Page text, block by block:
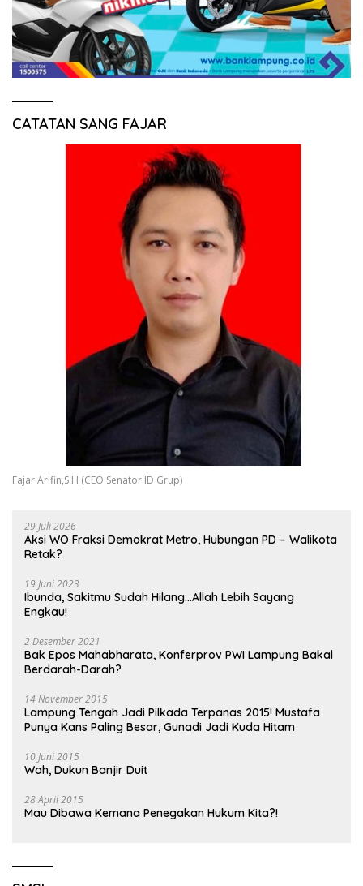
CATATAN SANG FAJAR
Fajar Arifin,S.H (CEO Senator.ID Grup)
29 Juli 2026
Aksi WO Fraksi Demokrat Metro, Hubungan PD – Walikota
Retak?
19 Juni 2023
Ibunda, Sakitmu Sudah Hilang…Allah Lebih Sayang
Engkau!
2 Desember 2021
Bak Epos Mahabharata, Konferprov PWI Lampung Bakal
Berdarah-Darah?
14 November 2015
Lampung Tengah Jadi Pilkada Terpanas 2015! Mustafa
Punya Kans Paling Besar, Gunadi Jadi Kuda Hitam
10 Juni 2015
Wah, Dukun Banjir Duit
28 April 2015
Mau Dibawa Kemana Penegakan Hukum Kita?!